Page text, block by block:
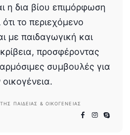
η δια βίου επιμόρφωση
το περιεχόμενο
με παιδαγωγική και
προσφέροντας
συμβουλές για
οικογένεια.
ΠΑΙΔΕΊΑΣ & ΟΙΚΟΓΈΝΕΙΑΣ